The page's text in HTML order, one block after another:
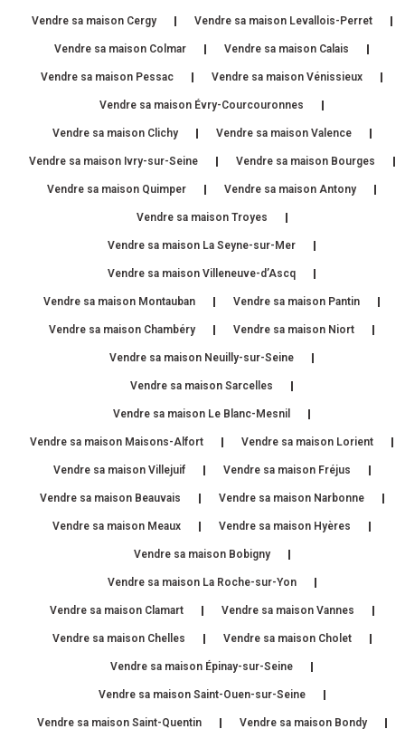
Vendre sa maison Cergy Vendre sa maison Levallois-Perret
Vendre sa maison Colmar Vendre sa maison Calais
Vendre sa maison Pessac Vendre sa maison Vénissieux
Vendre sa maison Évry-Courcouronnes
Vendre sa maison Clichy Vendre sa maison Valence
Vendre sa maison Ivry-sur-Seine Vendre sa maison Bourges
Vendre sa maison Quimper Vendre sa maison Antony
Vendre sa maison Troyes
Vendre sa maison La Seyne-sur-Mer
Vendre sa maison Villeneuve-d’Ascq
Vendre sa maison Montauban Vendre sa maison Pantin
Vendre sa maison Chambéry Vendre sa maison Niort
Vendre sa maison Neuilly-sur-Seine
Vendre sa maison Sarcelles
Vendre sa maison Le Blanc-Mesnil
Vendre sa maison Maisons-Alfort Vendre sa maison Lorient
Vendre sa maison Villejuif Vendre sa maison Fréjus
Vendre sa maison Beauvais Vendre sa maison Narbonne
Vendre sa maison Meaux Vendre sa maison Hyères
Vendre sa maison Bobigny
Vendre sa maison La Roche-sur-Yon
Vendre sa maison Clamart Vendre sa maison Vannes
Vendre sa maison Chelles Vendre sa maison Cholet
Vendre sa maison Épinay-sur-Seine
Vendre sa maison Saint-Ouen-sur-Seine
Vendre sa maison Saint-Quentin Vendre sa maison Bondy